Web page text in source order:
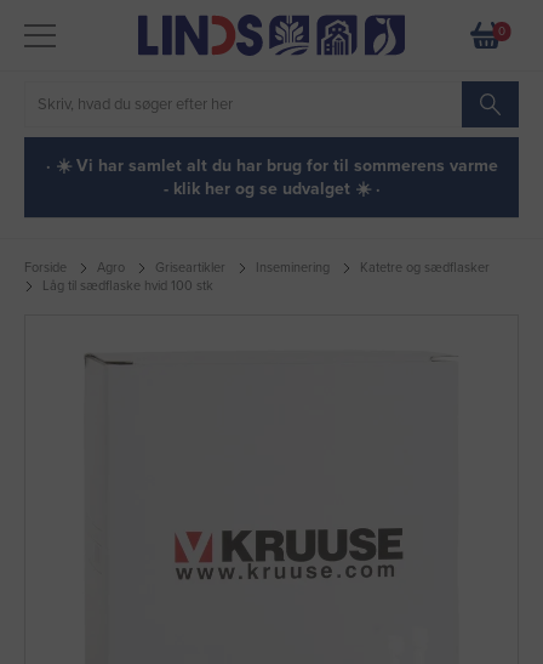
0
· ☀️ Vi har samlet alt du har brug for til sommerens varme
- klik her og se udvalget ☀️ ·
Forside Agro Griseartikler Inseminering
Katetre og sædflasker
Låg til sædflaske hvid 100 stk